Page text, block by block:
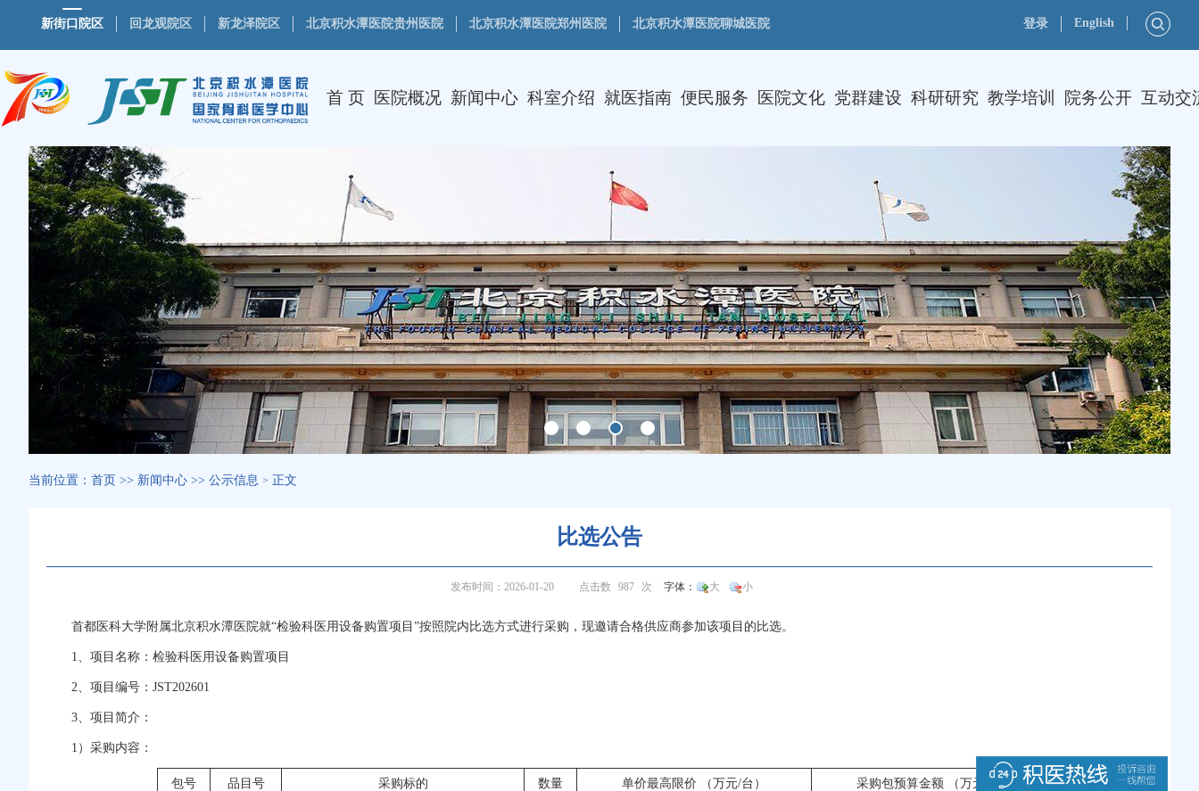
新街口院区 回龙观院区 新龙泽院区 北京积水潭医院贵州医院 北京积水潭医院郑州医院 北京积水潭医院聊城医院 登录 English
首 页 医院概况 新闻中心 科室介绍 就医指南 便民服务 医院文化 党群建设 科研研究 教学培训 院务公开 互动交
当前位置： 首页 >> 新闻中心 >> 公示信息 > 正文
比选公告
发布时间：2026-01-20 点击数 987 次 字体： 大 小
首都医科大学附属北京积水潭医院就“检验科 医用设备购置项目”按照院内比选方式进行采购，现邀请合格供应商参加该项目的比选。
1、项目名称： 检验科 医用设备购置项目
2、项目编号： JST202601
3、项目简介：
1）采购内容：
包号 品目号 采购标的 数量 单价最高限价 （万元/台） 采购包预算金额 （万元）